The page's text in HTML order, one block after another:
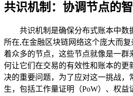
共识机制：协调节点的
共识机制是确保分布式账本中数
所在,在金融区块链网络这个庞大而
着众多的节点，这些节点就像是一群
何让它们在交易的有效性和账本的更
决的重要问题，为了应对这一挑战，
生，包括工作量证明（PoW）、权益